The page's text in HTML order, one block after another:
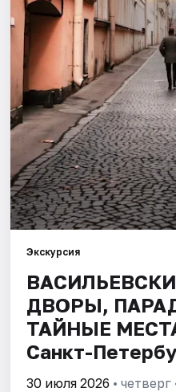
Площадки
Артисты
Рейтинги
Экскурсия
ДВОРЫ,
ТАЙНЫЕ
Санкт-
30 июля 2026 • четверг